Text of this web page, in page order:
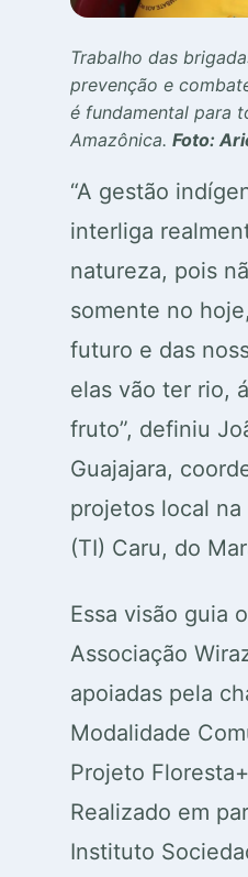
Trabalho das
prevenção e
é fundamental para
Amazônica. Foto:
“A gestão
interliga
natureza, pois
somente no
futuro e das
elas vão ter rio,
fruto”, definiu
Guajajara,
projetos local na
(TI) Caru, do
Essa visão guia
Associação
apoiadas pela
Modalidade
Projeto
Realizado em
Instituto